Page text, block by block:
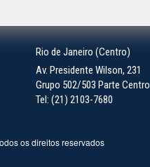
Rio de Janeiro (Centro)
Av. Presidente Wilson, 231
Grupo 502/503 Parte Centro
Tel: (21) 2103-7680
os direitos reservados